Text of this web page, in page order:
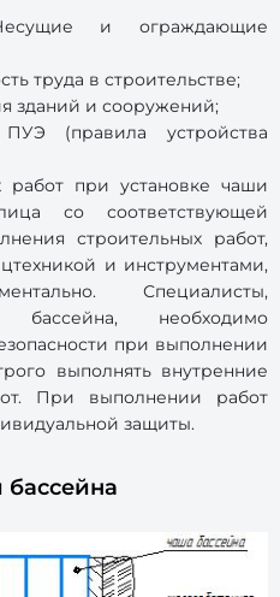
и ограждающие
труда в строительстве;
зданий и сооружений;
ПУЭ (правила устройства
при установке чаши
со соответствующей
строительных работ,
и инструментами,
Специалисты,
необходимо
при выполнении
выполнять внутренние
При выполнении работ
защиты.